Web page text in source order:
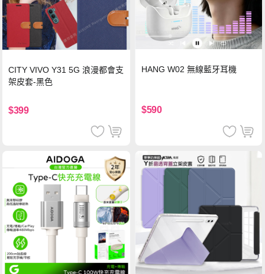
CITY VIVO Y31 5G 浪漫都會支
架皮套-黑色
$399
HANG W02 無線藍牙耳機
$590